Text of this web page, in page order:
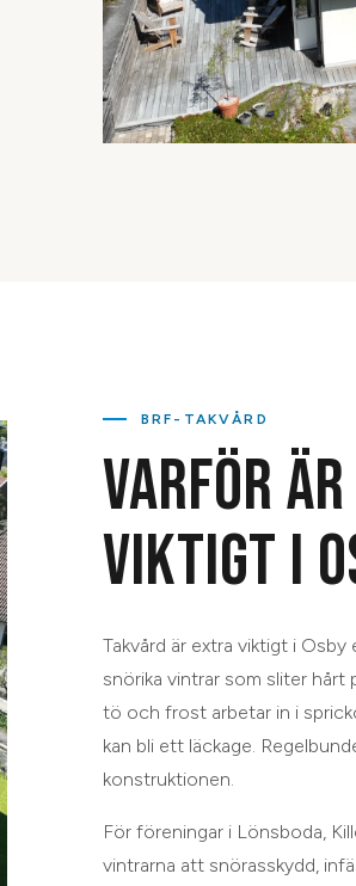
BRF-TAKVÅRD
VARFÖR
VIKTIGT I
Takvård är extra viktigt i
snörika vintrar som sliter hårt
tö och frost arbetar in i
kan bli ett läckage.
konstruktionen.
För föreningar i Lönsboda,
vintrarna att snörasskydd,